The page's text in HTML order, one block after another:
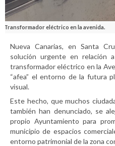
Transformador eléctrico en la avenida.
Nueva Canarias, en Santa
solución urgente en relación
transformador eléctrico en la
“afea” el entorno de la futura
visual.
Este hecho, que muchos
también han denunciado, se
propio Ayuntamiento para
municipio de espacios
entorno patrimonial de la zona